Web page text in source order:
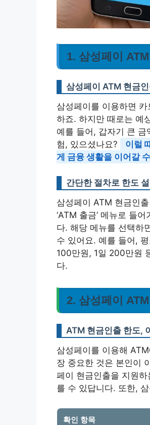
1. 삼성페이
삼성페이 ATM 현금
삼성페이를 이용하면
하죠. 하지만 때로는 예
예를 들어, 갑자기 큰
험, 있으셨나요?
이럴
게 금융 생활을 이어갈
간단한 절차로 한도
삼성페이 ATM 현금인
‘ATM 출금’ 메뉴로 들
다. 해당 메뉴를 선택하
수 있어요. 예를 들어,
100만원, 1일 200만원
다.
2. 삼성페이
ATM 현금인출 한도,
삼성페이를 이용해
장 중요한 것은 본인이
페이 현금인출을 지원
를 수 있답니다. 또한,
확인 항목